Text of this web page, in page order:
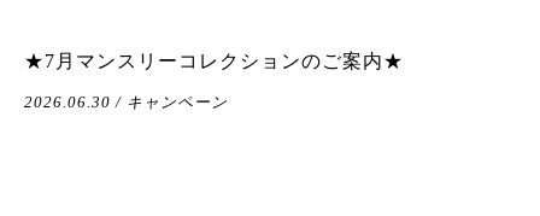
★7月マンスリーコレクションのご案内★
2026.06.30 / キャンペーン